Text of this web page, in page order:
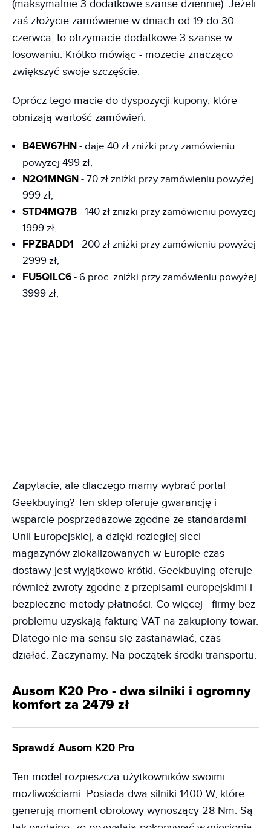
(maksymalnie 3 dodatkowe szanse dziennie). Jeżeli
zaś złożycie zamówienie w dniach od 19 do 30
czerwca, to otrzymacie dodatkowe 3 szanse w
losowaniu. Krótko mówiąc - możecie znacząco
zwiększyć swoje szczęście.
Oprócz tego macie do dyspozycji kupony, które
obniżają wartość zamówień:
B4EW67HN - daje 40 zł zniżki przy zamówieniu
powyżej 499 zł,
N2Q1MNGN - 70 zł zniżki przy zamówieniu powyżej
999 zł,
STD4MQ7B - 140 zł zniżki przy zamówieniu powyżej
1999 zł,
FPZBADD1 - 200 zł zniżki przy zamówieniu powyżej
2999 zł,
FU5QILC6 - 6 proc. zniżki przy zamówieniu powyżej
3999 zł,
Zapytacie, ale dlaczego mamy wybrać portal
Geekbuying? Ten sklep oferuje gwarancję i
wsparcie posprzedażowe zgodne ze standardami
Unii Europejskiej, a dzięki rozległej sieci
magazynów zlokalizowanych w Europie czas
dostawy jest wyjątkowo krótki. Geekbuying oferuje
również zwroty zgodne z przepisami europejskimi i
bezpieczne metody płatności. Co więcej - firmy bez
problemu uzyskają fakturę VAT na zakupiony towar.
Dlatego nie ma sensu się zastanawiać, czas
działać. Zaczynamy. Na początek środki transportu.
Ausom K20 Pro - dwa silniki i ogromny
komfort za 2479 zł
Sprawdź Ausom K20 Pro
Ten model rozpieszcza użytkowników swoimi
możliwościami. Posiada dwa silniki 1400 W, które
generują moment obrotowy wynoszący 28 Nm. Są